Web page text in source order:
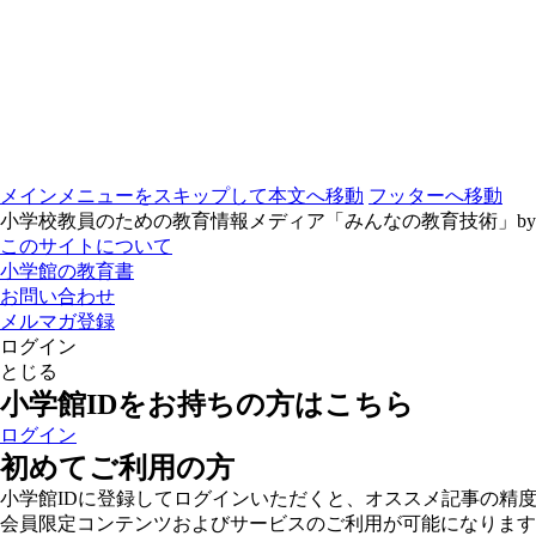
メインメニューをスキップして本文へ移動 フッターへ移動
小学校教員のための教育情報メディア「みんなの教育技術」
このサイトについて
小学館の教育書
お問い合わせ
メルマガ登録
ログイン
とじる
小学館IDをお持ちの方はこちら
ログイン
初めてご利用の方
小学館IDに登録してログインいただくと、オススメ記事の精
会員限定コンテンツおよびサービスのご利用が可能になりま